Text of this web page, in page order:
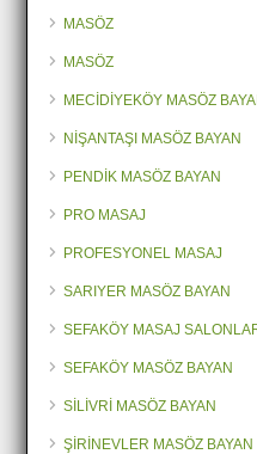
MASÖZ
MASÖZ
MECİDİYEKÖY MASÖZ
NİŞANTAŞI MASÖZ BAYAN
PENDİK MASÖZ BAYAN
PRO MASAJ
PROFESYONEL MASAJ
SARIYER MASÖZ BAYAN
SEFAKÖY MASAJ
SEFAKÖY MASÖZ BAYAN
SİLİVRİ MASÖZ BAYAN
ŞİRİNEVLER MASÖZ BAYAN